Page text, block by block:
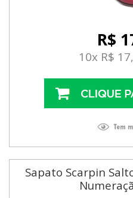
R$
10x R$
Sapato Scarpin